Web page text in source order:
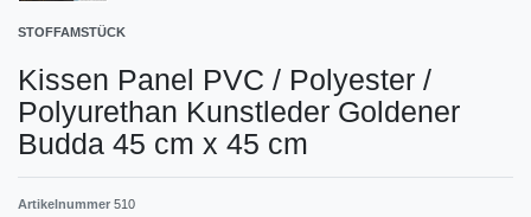
STOFFAMSTÜCK
Kissen Panel PVC / Polyester /
Polyurethan Kunstleder Goldener
Budda 45 cm x 45 cm
Artikelnummer 510